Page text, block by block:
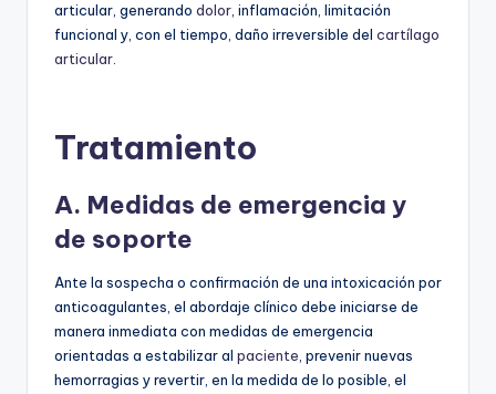
articular, generando dolor , inflamación, limitación
funcional y, con el tiempo, daño irreversible del cartílago
articular
Tratamiento
A. Medidas de emergencia y
de soporte
Ante la sospecha o confirmación de una intoxicación por
anticoagulantes, el abordaje clínico debe iniciarse de
manera inmediata con medidas de emergencia
orientadas a estabilizar al paciente , prevenir nuevas
hemorragias y revertir, en la medida de lo posible, el